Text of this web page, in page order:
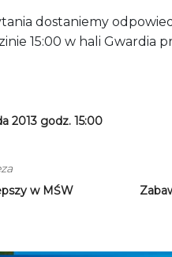
dostaniemy
15:00 w hali Gwardia
2013 godz. 15:00
w MŚW